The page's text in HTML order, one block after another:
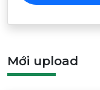
Mới upload